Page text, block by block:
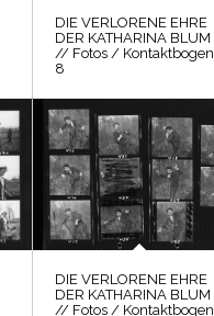
DIE VERLORENE EHRE
DER KATHARINA BLUM
// Fotos / Kontaktbogen
8
DIE VERLORENE EHRE
DER KATHARINA BLUM
// Fotos / Kontaktbogen